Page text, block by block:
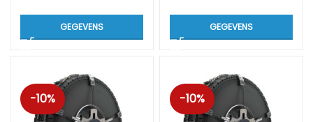
GEGEVENS GEGEVENS
-10% -10%